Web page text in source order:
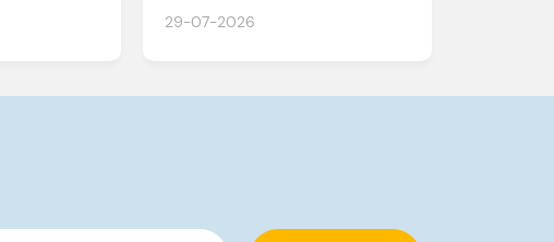
29-07-2026